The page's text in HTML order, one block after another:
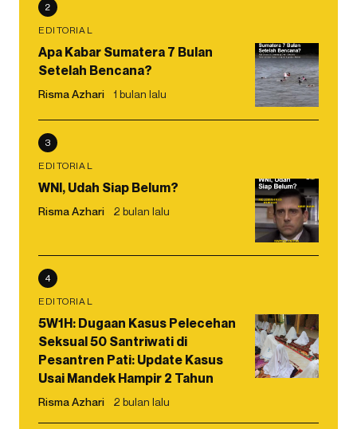
2
EDITORIAL
Apa Kabar Sumatera 7 Bulan
Setelah Bencana?
Risma Azhari 1 bulan lalu
3
EDITORIAL
WNI, Udah Siap Belum?
Risma Azhari 2 bulan lalu
4
EDITORIAL
5W1H: Dugaan Kasus Pelecehan
Seksual 50 Santriwati di
Pesantren Pati: Update Kasus
Usai Mandek Hampir 2 Tahun
Risma Azhari 2 bulan lalu